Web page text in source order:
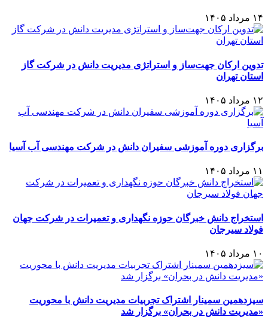
۱۴ مرداد ۱۴۰۵
تدوین ارکان جهت‌ساز و استراتژی مدیریت دانش در شرکت گاز
استان تهران
۱۲ مرداد ۱۴۰۵
برگزاری دوره آموزشی سفیران دانش در شرکت مهندسی آب آسیا
۱۱ مرداد ۱۴۰۵
استخراج دانش خبرگان حوزه نگهداری و تعمیرات در شرکت جهان
فولاد سیرجان
۱۰ مرداد ۱۴۰۵
سیزدهمین سمینار اشتراک تجربیات مدیریت دانش با محوریت
«مدیریت دانش در بحران» برگزار شد